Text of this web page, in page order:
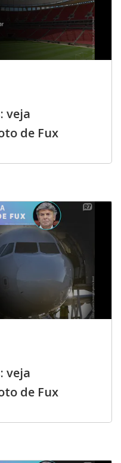
veja
de Fux
veja
de Fux